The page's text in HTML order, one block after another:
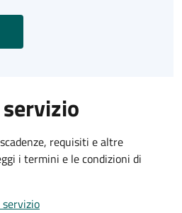
requisiti e altre
i termini e le condizioni di